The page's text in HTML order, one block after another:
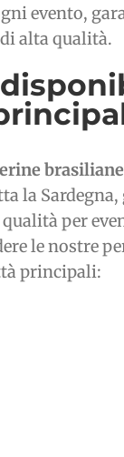
evento,
alta qualità.
la Sardegna,
per
le nostre
principali: